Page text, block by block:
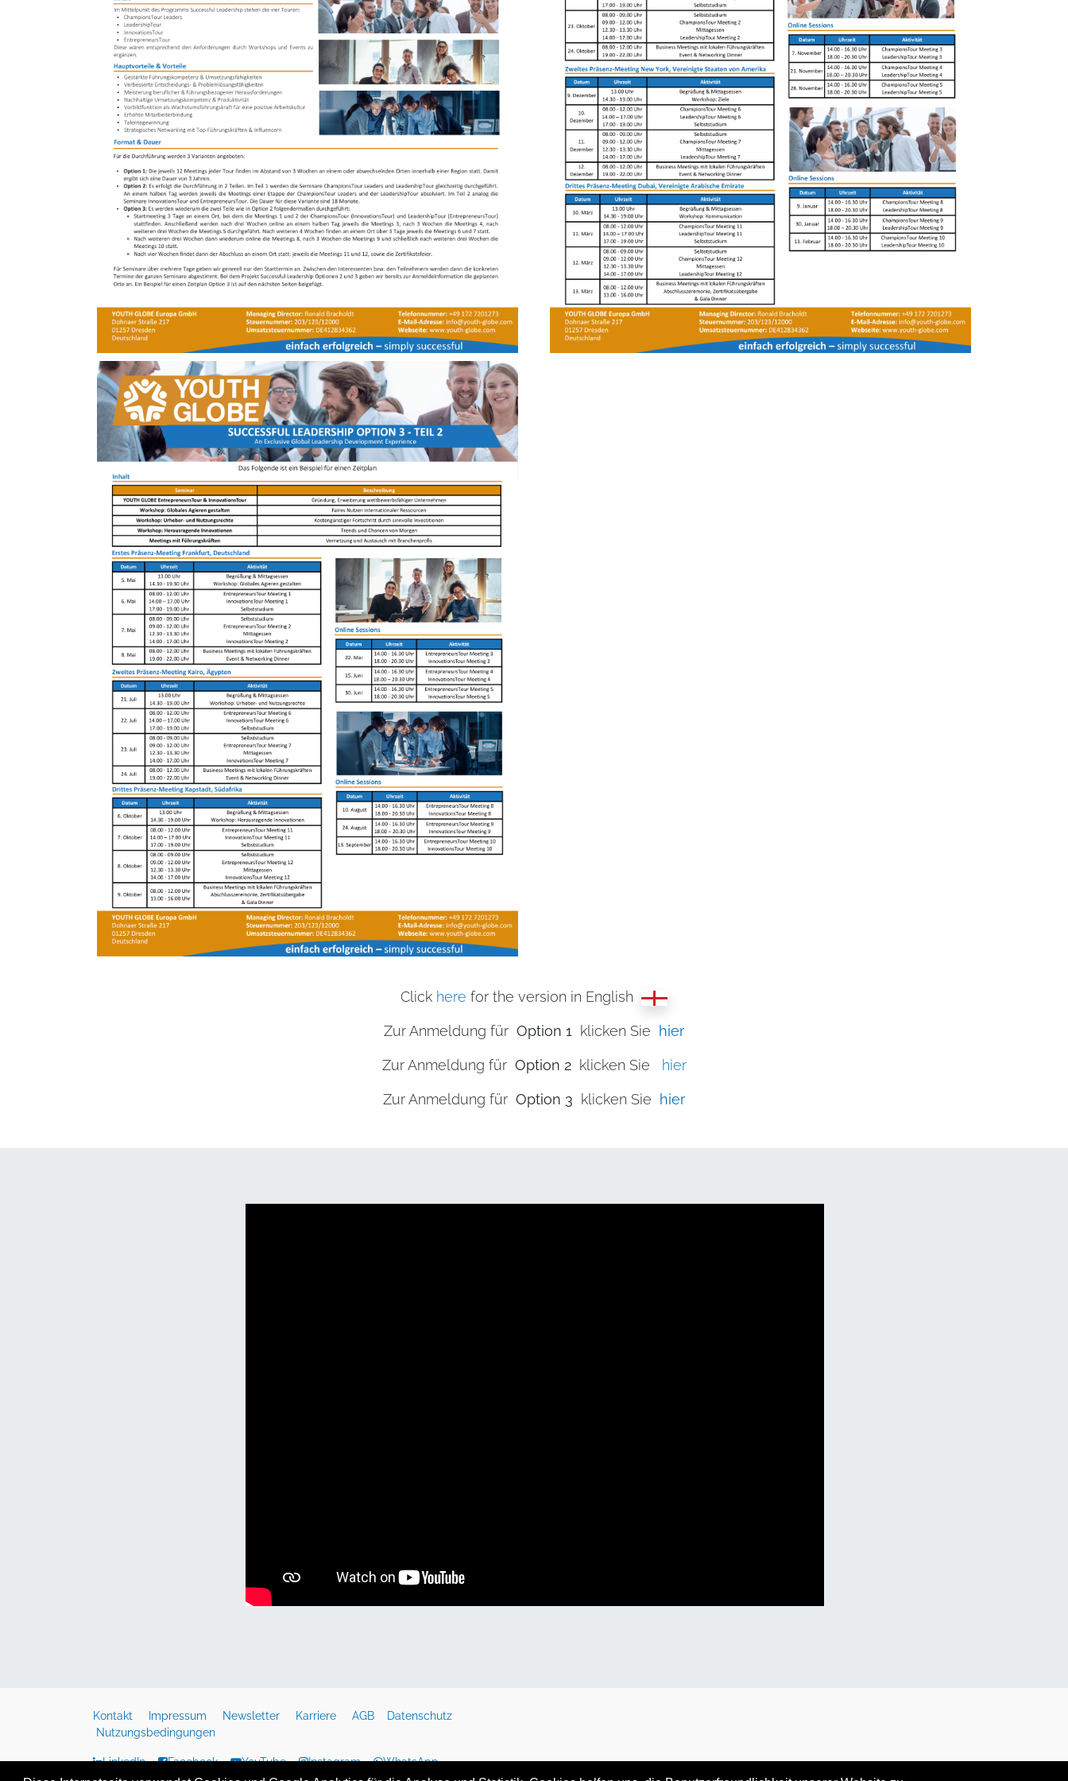
Click here for the version in English
Zur Anmeldung für Option 1 klicken Sie hier
Zur Anmeldung für Option 2 klicken Sie hier
Zur Anmeldung für Option 3 klicken Sie hier
Kontakt Impressum Newsletter Karriere AGB
Datenschutz
Nutzungsbedingungen
LinkedIn Facebook YouTube Instagram WhatsApp